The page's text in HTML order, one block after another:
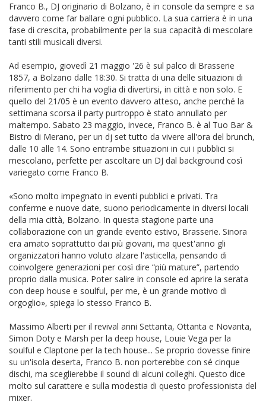
Franco B., DJ originario di Bolzano, è in console da sempre e sa
davvero come far ballare ogni pubblico. La sua carriera è in una
fase di crescita, probabilmente per la sua capacità di mescolare
tanti stili musicali diversi.
Ad esempio, giovedì 21 maggio '26 è sul palco di Brasserie
1857, a Bolzano dalle 18:30. Si tratta di una delle situazioni di
riferimento per chi ha voglia di divertirsi, in città e non solo. E
quello del 21/05 è un evento davvero atteso, anche perché la
settimana scorsa il party purtroppo è stato annullato per
maltempo. Sabato 23 maggio, invece, Franco B. è al Tuo Bar &
Bistro di Merano, per un dj set tutto da vivere all'ora del brunch,
dalle 10 alle 14. Sono entrambe situazioni in cui i pubblici si
mescolano, perfette per ascoltare un DJ dal background così
variegato come Franco B.
«Sono molto impegnato in eventi pubblici e privati. Tra
conferme e nuove date, suono periodicamente in diversi locali
della mia città, Bolzano. In questa stagione parte una
collaborazione con un grande evento estivo, Brasserie. Sinora
era amato soprattutto dai più giovani, ma quest'anno gli
organizzatori hanno voluto alzare l'asticella, pensando di
coinvolgere generazioni per così dire “più mature”, partendo
proprio dalla musica. Poter salire in console ed aprire la serata
con deep house e soulful, per me, è un grande motivo di
orgoglio», spiega lo stesso Franco B.
Massimo Alberti per il revival anni Settanta, Ottanta e Novanta,
Simon Doty e Marsh per la deep house, Louie Vega per la
soulful e Claptone per la tech house... Se proprio dovesse finire
su un'isola deserta, Franco B. non porterebbe con sé cinque
dischi, ma sceglierebbe il sound di alcuni colleghi. Questo dice
molto sul carattere e sulla modestia di questo professionista del
mixer.